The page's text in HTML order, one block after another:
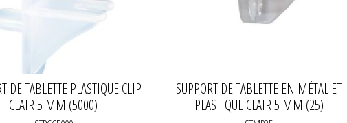
DE TABLETTE PLASTIQUE CLIP
CLAIR 5 MM (5000)
SUPPORT DE TABLETTE EN MÉTAL ET
PLASTIQUE CLAIR 5 MM (25)